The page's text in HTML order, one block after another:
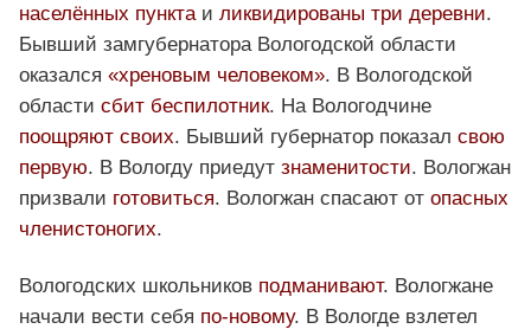
населённых пункта и ликвидированы три деревни.
Бывший замгубернатора Вологодской области
оказался «хреновым человеком». В Вологодской
области сбит беспилотник. На Вологодчине
поощряют своих. Бывший губернатор показал свою
первую. В Вологду приедут знаменитости. Вологжан
призвали готовиться. Вологжан спасают от опасных
членистоногих.
Вологодских школьников подманивают. Вологжане
начали вести себя по-новому. В Вологде взлетел